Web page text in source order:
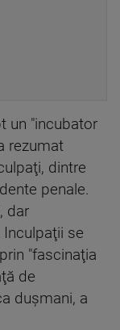
un "incubator
rezumat
dintre
penale.
dar
Inculpaţii se
"fascinaţia
de
duşmani, a